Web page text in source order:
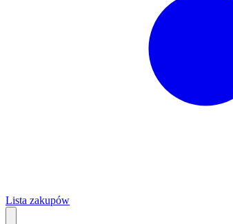
Lista zakupów